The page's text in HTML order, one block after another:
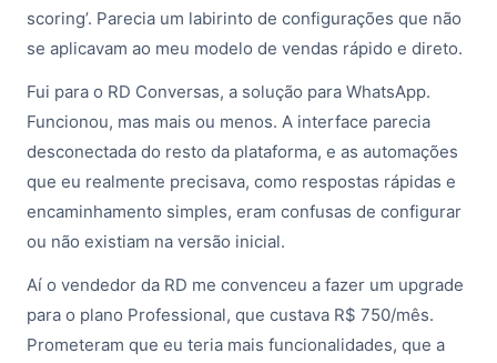
scoring’. Parecia um labirinto de configurações que não
se aplicavam ao meu modelo de vendas rápido e direto.
Fui para o RD Conversas, a solução para WhatsApp.
Funcionou, mas mais ou menos. A interface parecia
desconectada do resto da plataforma, e as automações
que eu realmente precisava, como respostas rápidas e
encaminhamento simples, eram confusas de configurar
ou não existiam na versão inicial.
Aí o vendedor da RD me convenceu a fazer um upgrade
para o plano Professional, que custava R$ 750/mês.
Prometeram que eu teria mais funcionalidades, que a